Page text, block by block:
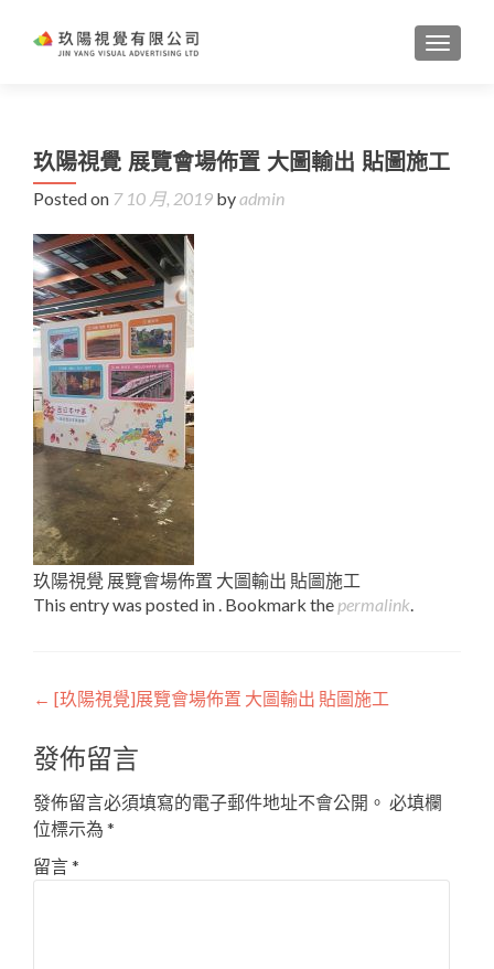
玖陽視覺 展覽會場佈置 大圖輸出 貼圖施工
Posted on 7 10 月, 2019 byadmin
玖陽視覺 展覽會場佈置 大圖輸出 貼圖施工
This entry was posted in . Bookmark the permalink.
Post
navigation
← [玖陽視覺]展覽會場佈置 大圖輸出 貼圖施工
發佈留言
發佈留言必須填寫的電子郵件地址不會公開。 必填欄
位標示為 *
留言*